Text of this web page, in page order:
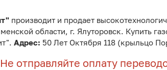
производит и продает
области, г. Ялуторовск. Купить
Адрес: 50 Лет Октября 118 (крыльцо
отправляйте оплату